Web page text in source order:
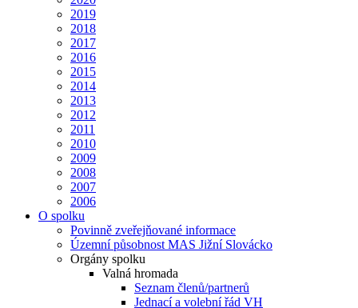
2019
2018
2017
2016
2015
2014
2013
2012
2011
2010
2009
2008
2007
2006
O spolku
Povinně zveřejňované informace
Územní působnost MAS Jižní Slovácko
Orgány spolku
Valná hromada
Seznam členů/partnerů
Jednací a volební řád VH